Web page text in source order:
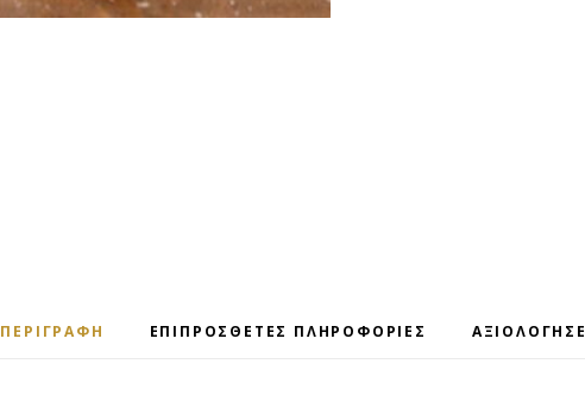
ΠΕΡΙΓΡΑΦΉ ΕΠΙΠΡΌΣΘΕΤΕΣ ΠΛΗΡΟΦΟΡΊΕΣ